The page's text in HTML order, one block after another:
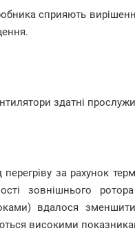
сприяють
здатні
за рахунок
зовнішнього
вдалося
високими